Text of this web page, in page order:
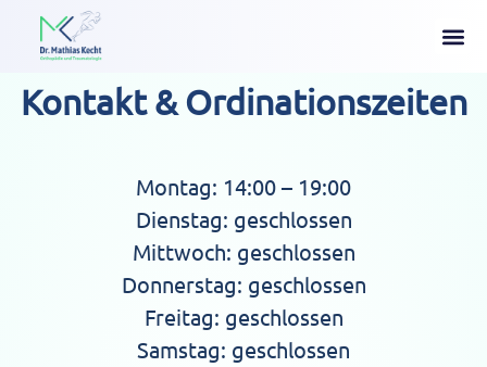
Kontakt & Ordinationszeiten
Montag: 14:00 – 19:00
Dienstag: geschlossen
Mittwoch: geschlossen
Donnerstag: geschlossen
Freitag: geschlossen
Samstag: geschlossen